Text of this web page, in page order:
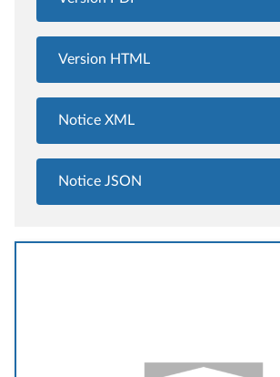
Version HTML
Notice XML
Notice JSON